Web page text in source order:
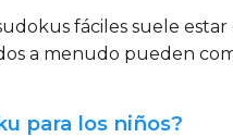
fáciles suele
a menudo pueden
para los niños?